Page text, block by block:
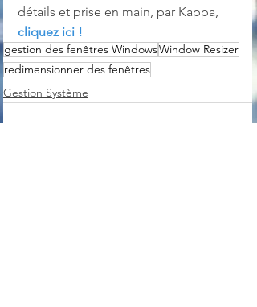
détails et prise en main, par Kappa,
cliquez ici !
gestion des fenêtres WindowsWindow Resizer
redimensionner des fenêtres
Gestion Système